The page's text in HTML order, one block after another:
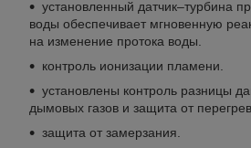
установленный датчик–турбина
воды обеспечивает мгновенную
на изменение протока воды.
контроль ионизации пламени.
установлены контроль разницы
дымовых газов и защита от
защита от замерзания.